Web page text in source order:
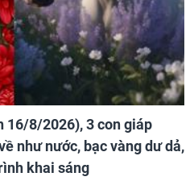
16/8/2026), 3 con giáp
như nước, bạc vàng dư dả,
khai sáng